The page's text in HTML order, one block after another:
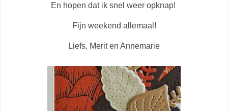
En hopen dat ik snel weer opknap!
Fijn weekend allemaal!
Liefs, Merit en Annemarie